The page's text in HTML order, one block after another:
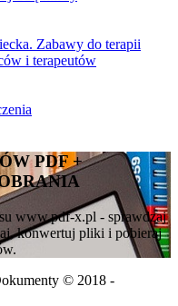
Zabawy do terapii
i terapeutów
PDF +
www.pdf-x.pl - sprawdzaj
konwertuj pliki i pobieraj
© 2018 -